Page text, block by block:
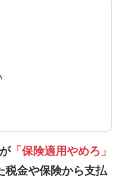
「保険適用やめろ」
税金や保険から支払